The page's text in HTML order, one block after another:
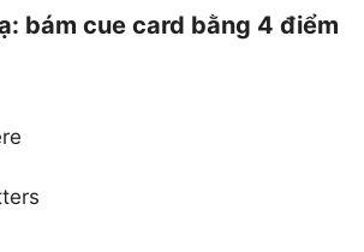
bám cue card bằng 4 điểm